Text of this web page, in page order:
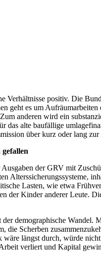
positiv. Die
geht es um
anderen wird ein
alte baufällige
über kurz oder lang
der GRV mit
Alterssicherungssysteme,
Lasten, wie etwa
der Kinder anderer Leute.
demographische Wandel.
Scherben
längst durch, würde
verliert und Kapital